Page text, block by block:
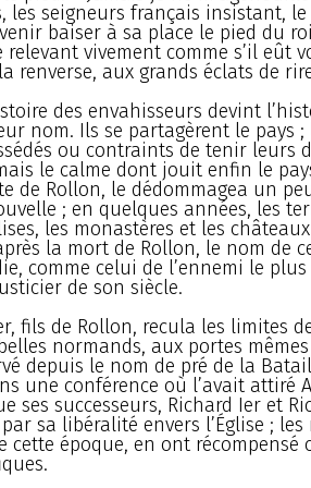
les seigneurs français insistant,
baiser à sa place le pied du
relevant vivement comme s’il eût
renverse, aux grands éclats de
des envahisseurs devint
nom. Ils se partagèrent le pays
ou contraints de tenir leurs
le calme dont jouit enfin le
de Rollon, le dédommagea un
; en quelques années, les
les monastères et les
la mort de Rollon, le nom de
comme celui de l’ennemi le
de son siècle.
fils de Rollon, recula les limites
normands, aux portes
depuis le nom de pré de la
une conférence où l’avait attiré
ses successeurs, Richard Ier et
sa libéralité envers l’Église ;
cette époque, en ont récompensé